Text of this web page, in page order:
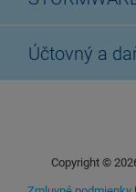
Účtovný a
Copyright ©